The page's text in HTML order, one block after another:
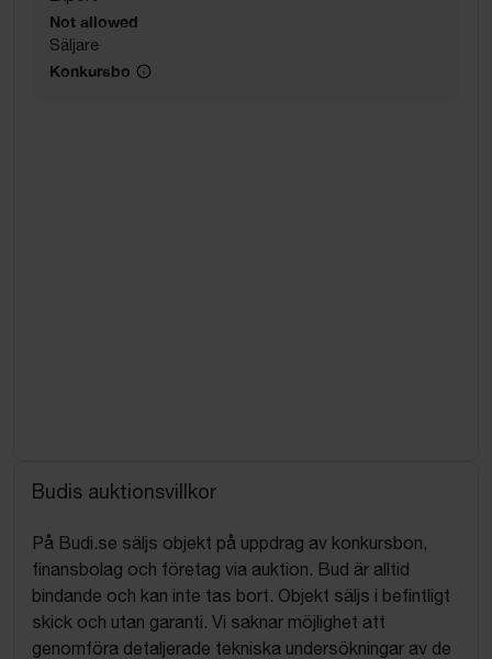
Not allowed
Säljare
Konkursbo
Budis auktionsvillkor
På Budi.se säljs objekt på uppdrag av konkursbon,
finansbolag och företag via auktion. Bud är alltid
bindande och kan inte tas bort. Objekt säljs i befintligt
skick och utan garanti. Vi saknar möjlighet att
genomföra detaljerade tekniska undersökningar av de